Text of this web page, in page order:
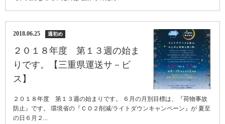
2018.06.25 週初め
２０１８年度 第１３週の始ま
りです。【三重県運送サ－ビ
ス】
２０１８年度 第１３週の始まりです。 ６月の月別目標は、『荷物事故
防止』です。 環境省の『ＣＯ２削減/ライトダウンキャンペーン』が 夏至
の日６月２...